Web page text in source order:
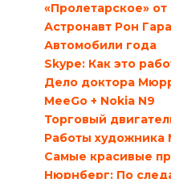
«Пролетарское» от
Астронавт Рон
Автомобили года
Skype: Как это
Дело доктора
MeeGo + Nokia N9
Торговый
Работы художника
Самые красивые
Нюрнберг: По